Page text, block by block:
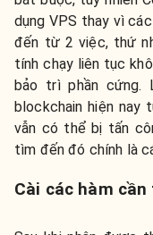
dụng VPS thay vì
đến từ 2 việc, thứ
tính chạy liên tục
bảo trì phần
blockchain hiện nay
vẫn có thể bị tấn
tìm đến đó chính là
Cài các hàm